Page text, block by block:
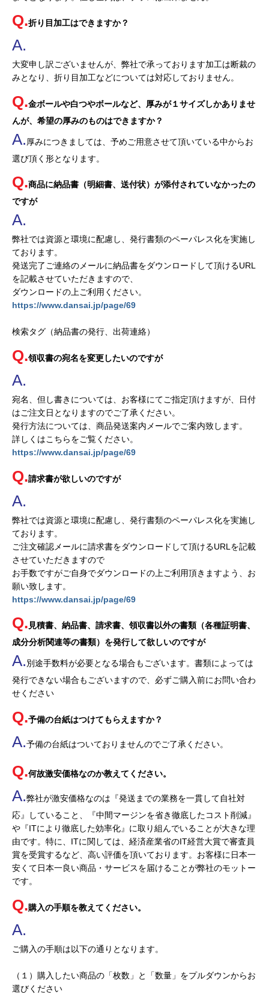
折り目加工はできますか？
大変申し訳ございませんが、弊社で承っております加工は断裁の
みとなり、折り目加工などについては対応しておりません。
金ボールや白つやボールなど、厚みが１サイズしかありませ
んが、希望の厚みのものはできますか？
厚みにつきましては、予めご用意させて頂いている中からお
選び頂く形となります。
商品に納品書（明細書、送付状）が添付されていなかったの
ですが
弊社では資源と環境に配慮し、発行書類のペーパレス化を実施し
ております。
発送完了ご連絡のメールに納品書をダウンロードして頂けるURL
を記載させていただきますので、
ダウンロードの上ご利用ください。
https://www.dansai.jp/page/69
検索タグ（納品書の発行、出荷連絡）
領収書の宛名を変更したいのですが
宛名、但し書きについては、お客様にてご指定頂けますが、日付
はご注文日となりますのでご了承ください。
発行方法については、商品発送案内メールでご案内致します。
詳しくはこちらをご覧ください。
https://www.dansai.jp/page/69
請求書が欲しいのですが
弊社では資源と環境に配慮し、発行書類のペーパレス化を実施し
ております。
ご注文確認メールに請求書をダウンロードして頂けるURLを記載
させていただきますので
お手数ですがご自身でダウンロードの上ご利用頂きますよう、お
願い致します。
https://www.dansai.jp/page/69
見積書、納品書、請求書、領収書以外の書類（各種証明書、
成分分析関連等の書類）を発行して欲しいのですが
別途手数料が必要となる場合もございます。書類によっては
発行できない場合もございますので、必ずご購入前にお問い合わ
せください
予備の台紙はつけてもらえますか？
予備の台紙はついておりませんのでご了承ください。
何故激安価格なのか教えてください。
弊社が激安価格なのは『発送までの業務を一貫して自社対
応』していること、『中間マージンを省き徹底したコスト削減』
や『ITにより徹底した効率化』に取り組んでいることが大きな理
由です。特に、ITに関しては、経済産業省のIT経営大賞で審査員
賞を受賞するなど、高い評価を頂いております。お客様に日本一
安くて日本一良い商品・サービスを届けることが弊社のモットー
です。
購入の手順を教えてください。
ご購入の手順は以下の通りとなります。
（１）購入したい商品の「枚数」と「数量」をプルダウンからお
選びください